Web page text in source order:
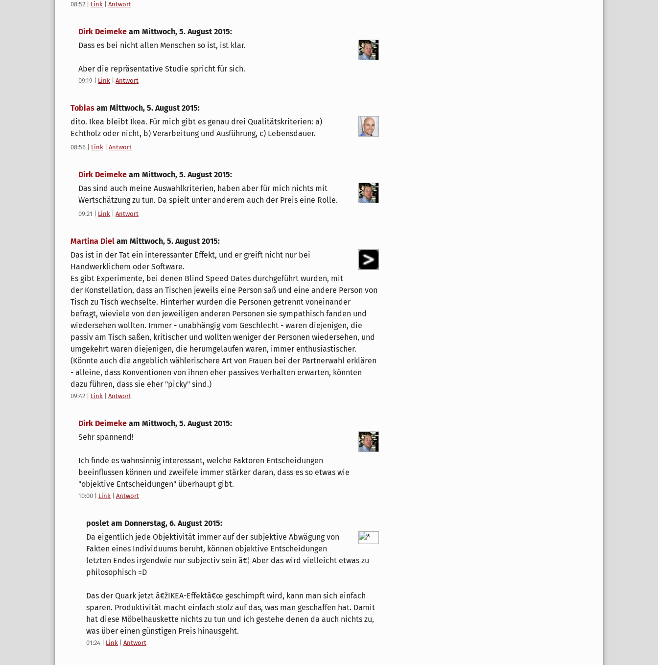
08:52 Link Antwort
Dirk Deimeke am Mittwoch, 5. August 2015:
Dass es bei nicht allen Menschen so ist, ist klar.
Aber die repräsentative Studie spricht für sich.
09:19 Link Antwort
Tobias am Mittwoch, 5. August 2015:
dito. Ikea bleibt Ikea. Für mich gibt es genau drei Qualitätskriterien: a)
Echtholz oder nicht, b) Verarbeitung und Ausführung, c) Lebensdauer.
08:56 Link Antwort
Dirk Deimeke am Mittwoch, 5. August 2015:
Das sind auch meine Auswahlkriterien, haben aber für mich nichts mit
Wertschätzung zu tun. Da spielt unter anderem auch der Preis eine Rolle.
09:21 Link Antwort
Martina Diel am Mittwoch, 5. August 2015:
Das ist in der Tat ein interessanter Effekt, und er greift nicht nur bei
Handwerklichem oder Software.
Es gibt Experimente, bei denen Blind Speed Dates durchgeführt wurden, mit
der Konstellation, dass an Tischen jeweils eine Person saß und eine andere Person von
Tisch zu Tisch wechselte. Hinterher wurden die Personen getrennt voneinander
befragt, wieviele von den jeweiligen anderen Personen sie sympathisch fanden und
wiedersehen wollten. Immer - unabhängig vom Geschlecht - waren diejenigen, die
passiv am Tisch saßen, kritischer und wollten weniger der Personen wiedersehen, und
umgekehrt waren diejenigen, die herumgelaufen waren, immer enthusiastischer.
(Könnte auch die angeblich wählerischere Art von Frauen bei der Partnerwahl erklären
- alleine, dass Konventionen von ihnen eher passives Verhalten erwarten, könnten
dazu führen, dass sie eher "picky" sind.)
09:42 Link Antwort
Dirk Deimeke am Mittwoch, 5. August 2015:
Sehr spannend!
Ich finde es wahnsinnig interessant, welche Faktoren Entscheidungen
beeinflussen können und zweifele immer stärker daran, dass es so etwas wie
"objektive Entscheidungen" überhaupt gibt.
10:00 Link Antwort
poslet am Donnerstag, 6. August 2015:
Da eigentlich jede Objektivität immer auf der subjektive Abwägung von
Fakten eines Individuums beruht, können objektive Entscheidungen
letzten Endes irgendwie nur subjectiv sein â€¦ Aber das wird vielleicht etwas zu
philosophisch =D
Das der Quark jetzt â€žIKEA-Effektâ€œ geschimpft wird, kann man sich einfach
sparen. Produktivität macht einfach stolz auf das, was man geschaffen hat. Damit
hat diese Möbelhauskette nichts zu tun und ich gestehe denen da auch nichts zu,
was über einen günstigen Preis hinausgeht.
01:24 Link Antwort